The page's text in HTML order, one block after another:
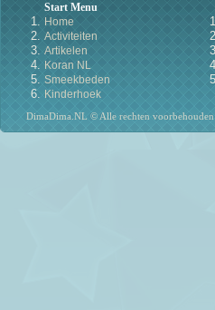
Start Menu
Home
Activiteiten
Artikelen
Koran NL
Smeekbeden
Kinderhoek
DimaDima.NL © Alle rechten voorbehouden